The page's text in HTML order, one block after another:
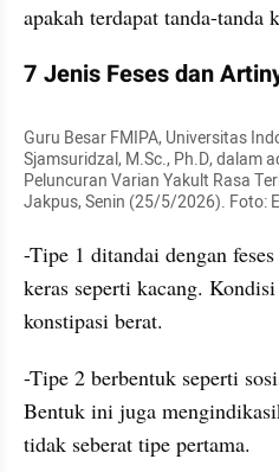
apakah terdapat tanda-tanda
7 Jenis Feses dan
Guru Besar FMIPA, Universitas
Sjamsuridzal, M.Sc., Ph.D, dalam
Peluncuran Varian Yakult Rasa
Jakpus, Senin (25/5/2026). Foto:
-Tipe 1 ditandai dengan
keras seperti kacang.
konstipasi berat.
-Tipe 2 berbentuk seperti
Bentuk ini juga
tidak seberat tipe pertama.